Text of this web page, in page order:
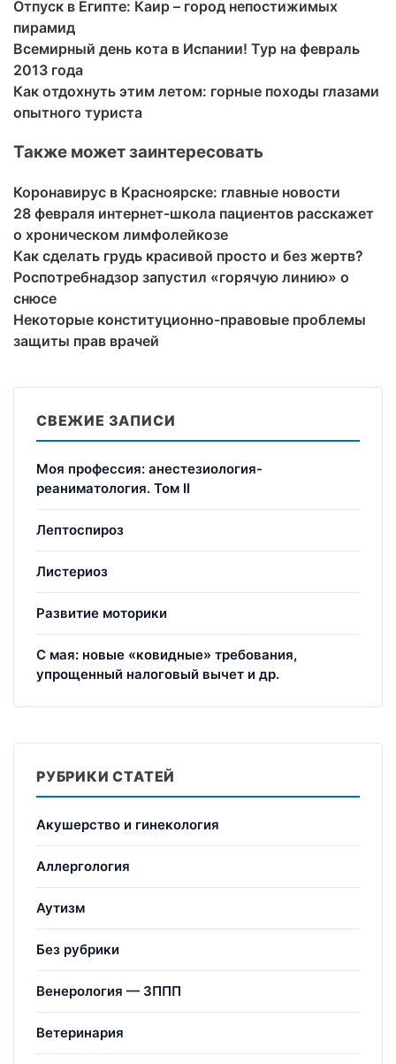
Отпуск в Египте: Каир – город непостижимых
пирамид
Всемирный день кота в Испании! Тур на февраль
2013 года
Как отдохнуть этим летом: горные походы глазами
опытного туриста
Также может заинтересовать
Коронавирус в Красноярске: главные новости
28 февраля интернет-школа пациентов расскажет
о хроническом лимфолейкозе
Как сделать грудь красивой просто и без жертв?
Роспотребнадзор запустил «горячую линию» о
снюсе
Некоторые конституционно-правовые проблемы
защиты прав врачей
СВЕЖИЕ ЗАПИСИ
Моя профессия: анестезиология-
реаниматология. Том II
Лептоспироз
Листериоз
Развитие моторики
С мая: новые «ковидные» требования,
упрощенный налоговый вычет и др.
РУБРИКИ СТАТЕЙ
Акушерство и гинекология
Аллергология
Аутизм
Без рубрики
Венерология — ЗППП
Ветеринария